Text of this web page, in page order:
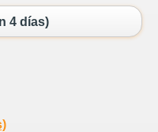
4 días)